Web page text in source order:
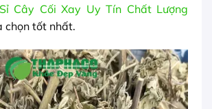
Cây Cối Xay Uy Tín Chất Lượng
chọn tốt nhất.